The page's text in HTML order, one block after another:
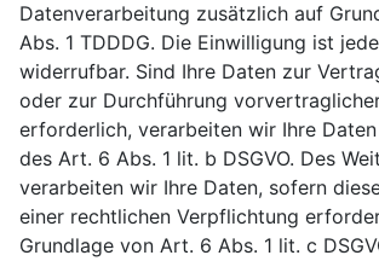
Datenverarbeitung zusätzlich auf
Abs. 1 TDDDG. Die Einwilligung ist
widerrufbar. Sind Ihre Daten zur
oder zur Durchführung
erforderlich, verarbeiten wir Ihre
des Art. 6 Abs. 1 lit. b DSGVO. Des
verarbeiten wir Ihre Daten, sofern
einer rechtlichen Verpflichtung
Grundlage von Art. 6 Abs. 1 lit. c